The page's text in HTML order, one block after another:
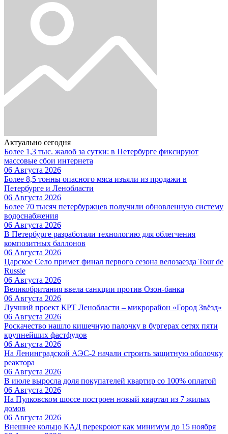
Актуально сегодня
Более 1,3 тыс. жалоб за сутки: в Петербурге фиксируют
массовые сбои интернета
06 Августа 2026
Более 8,5 тонны опасного мяса изъяли из продажи в
Петербурге и Ленобласти
06 Августа 2026
Более 70 тысяч петербуржцев получили обновленную систему
водоснабжения
06 Августа 2026
В Петербурге разработали технологию для облегчения
композитных баллонов
06 Августа 2026
Царское Село примет финал первого сезона велозаезда Tour de
Russie
06 Августа 2026
Великобритания ввела санкции против Озон-банка
06 Августа 2026
Лучший проект КРТ Ленобласти – микрорайон «Город Звёзд»
06 Августа 2026
Роскачество нашло кишечную палочку в бургерах сетях пяти
крупнейших фастфудов
06 Августа 2026
На Ленинградской АЭС-2 начали строить защитную оболочку
реактора
06 Августа 2026
В июле выросла доля покупателей квартир со 100% оплатой
06 Августа 2026
На Пулковском шоссе построен новый квартал из 7 жилых
домов
06 Августа 2026
Внешнее кольцо КАД перекроют как минимум до 15 ноября